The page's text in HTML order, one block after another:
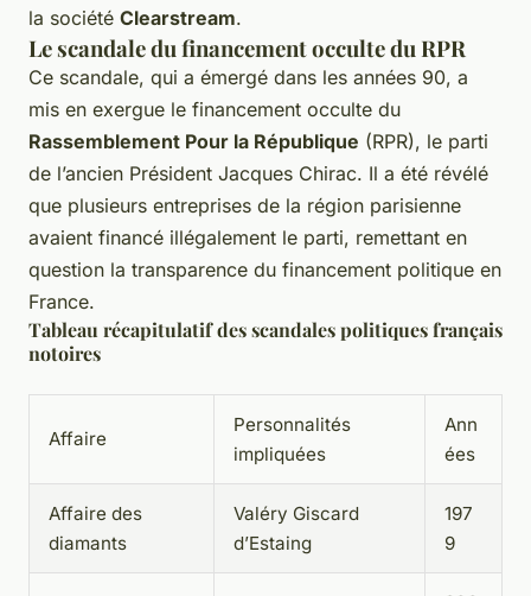
la société Clearstream.
Le scandale du financement occulte du RPR
Ce scandale, qui a émergé dans les années 90, a
mis en exergue le financement occulte du
Rassemblement Pour la République (RPR), le parti
de l’ancien Président Jacques Chirac. Il a été révélé
que plusieurs entreprises de la région parisienne
avaient financé illégalement le parti, remettant en
question la transparence du financement politique en
France.
Tableau récapitulatif des scandales politiques français
notoires
Affaire
Personnalités
impliquées
Ann
ées
Affaire des
diamants
Valéry Giscard
d’Estaing
197
9